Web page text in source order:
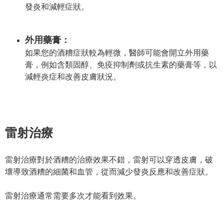
發炎和減輕症狀。
外用藥膏：
如果您的酒糟症狀較為輕微，醫師可能會開立外用藥
膏，例如含類固醇、免疫抑制劑或抗生素的藥膏等，以
減輕炎症和改善皮膚狀況。
雷射治療
雷射治療對於酒糟的治療效果不錯，雷射可以穿透皮膚，破
壞導致酒糟的細菌和血管，從而減少發炎反應和改善症狀。
雷射治療通常需要多次才能看到效果。